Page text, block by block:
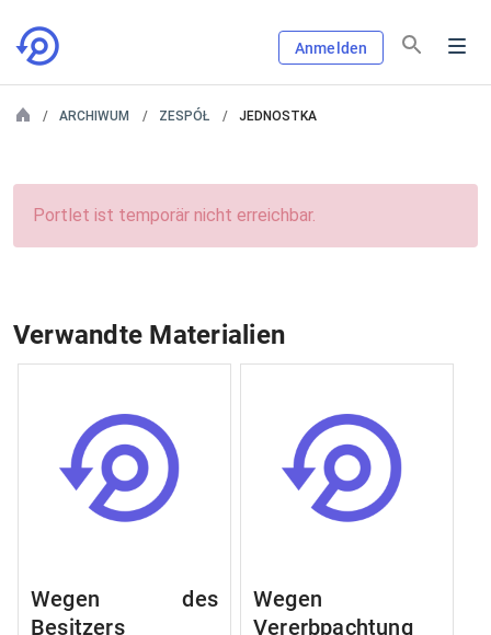
Anmelden
ARCHIWUM ZESPÓŁ JEDNOSTKA
Portlet ist temporär nicht erreichbar.
Verwandte Materialien
Wegen des
Besitzers
Wegen
Vererbpachtung